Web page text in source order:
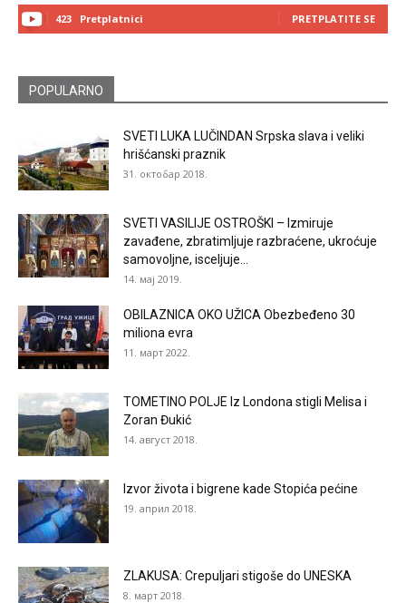
423 Pretplatnici PRETPLATITE SE
POPULARNO
SVETI LUKA LUČINDAN Srpska slava i veliki
hrišćanski praznik
31. октобар 2018.
SVETI VASILIJE OSTROŠKI – Izmiruje
zavađene, zbratimljuje razbraćene, ukroćuje
samovoljne, isceljuje...
14. мај 2019.
OBILAZNICA OKO UŽICA Obezbeđeno 30
miliona evra
11. март 2022.
TOMETINO POLJE Iz Londona stigli Melisa i
Zoran Đukić
14. август 2018.
Izvor života i bigrene kade Stopića pećine
19. април 2018.
ZLAKUSA: Crepuljari stigoše do UNESKA
8. март 2018.